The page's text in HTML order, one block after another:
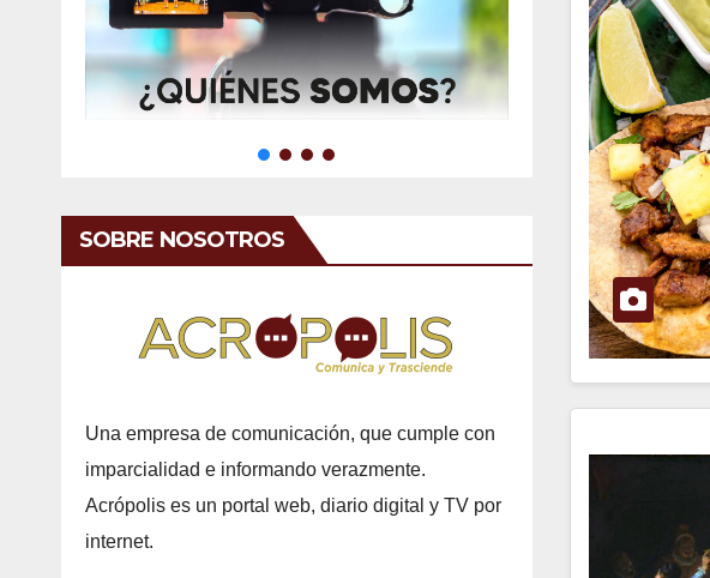
SOBRE NOSOTROS
Una empresa de comunicación, que cumple con
imparcialidad e informando verazmente.
Acrópolis es un portal web, diario digital y TV por
internet.